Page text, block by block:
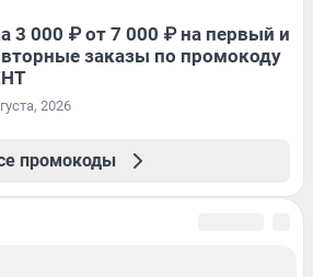
3 000 ₽ от 7 000 ₽ на первый и
заказы по промокоду
2026
промокоды